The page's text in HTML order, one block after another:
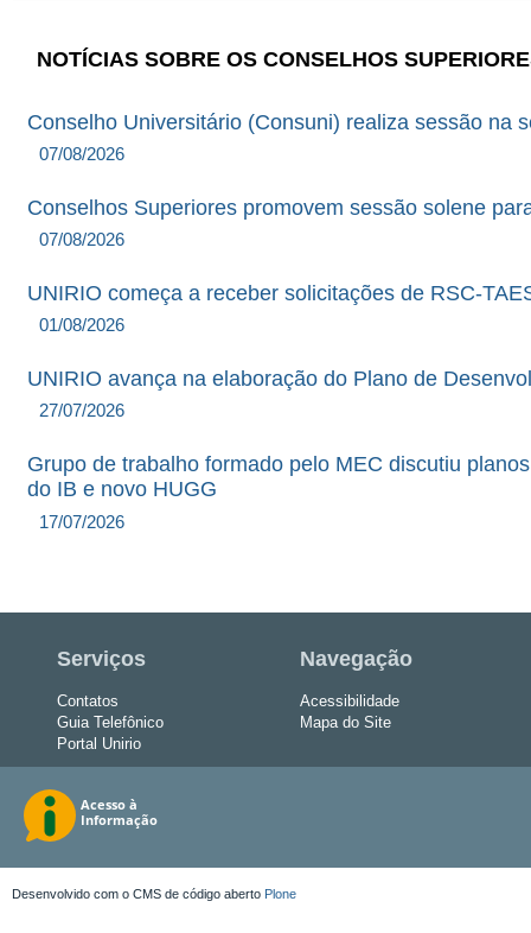
NOTÍCIAS SOBRE OS CONSELHOS
Conselho Universitário (Consuni) realiza sessão na
07/08/2026
Conselhos Superiores promovem sessão solene
07/08/2026
UNIRIO começa a receber solicitações de RSC-
01/08/2026
UNIRIO avança na elaboração do Plano de
27/07/2026
Grupo de trabalho formado pelo MEC discutiu
do IB e novo HUGG
17/07/2026
Serviços
Contatos
Guia Telefônico
Portal Unirio
Navegação
Acessibilidade
Mapa do Site
Desenvolvido com o CMS de código aberto Plone